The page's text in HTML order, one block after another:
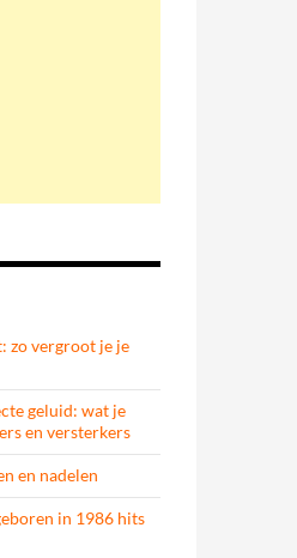
zo vergroot je je
geluid: wat je
en versterkers
en nadelen
in 1986 hits